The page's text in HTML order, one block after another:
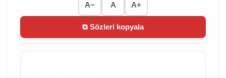
A− A A+
⧉ Sözleri kopyala